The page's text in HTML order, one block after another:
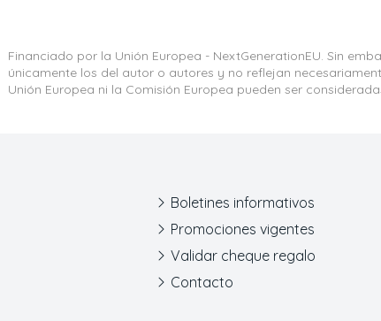
Financiado por la Unión Europea - NextGenerationEU. Sin
únicamente los del autor o autores y no reflejan
Unión Europea ni la Comisión Europea pueden ser
Boletines informativos
Promociones vigentes
Validar cheque regalo
Contacto